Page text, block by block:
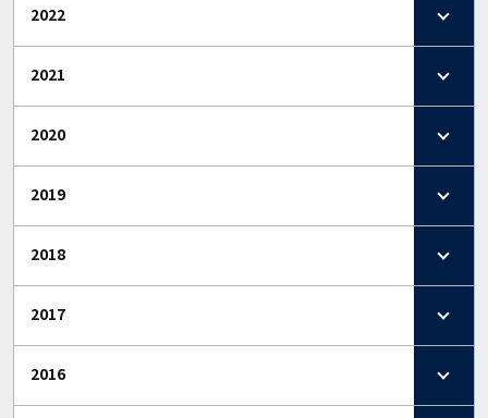
2022
2021
2020
2019
2018
2017
2016